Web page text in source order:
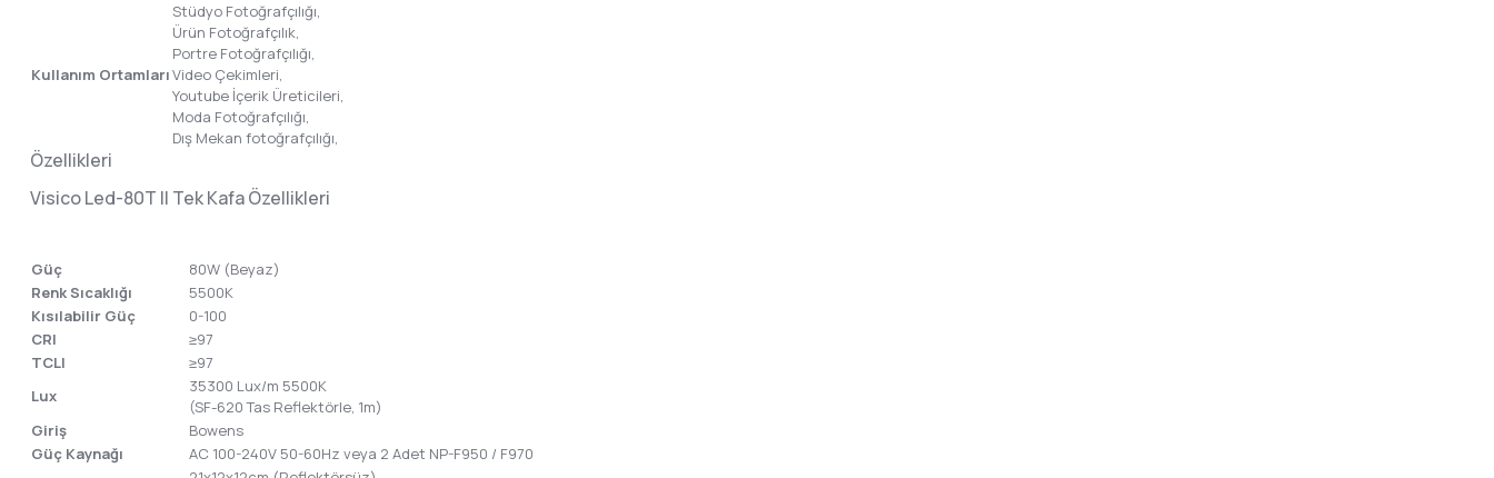
Kullanım Ortamları
Stüdyo Fotoğrafçılığı,
Ürün Fotoğrafçılık,
Portre Fotoğrafçılığı,
Video Çekimleri,
Youtube İçerik Üreticileri,
Moda Fotoğrafçılığı,
Dış Mekan fotoğrafçılığı,
Özellikleri
Visico Led-80T II Tek Kafa Özellikleri
Güç
80W (Beyaz)
Renk Sıcaklığı
5500K
Kısılabilir Güç
0-100
CRI
≥97
TCLI
≥97
Lux
35300 Lux/m 5500K
(SF-620 Tas Reflektörle, 1m)
Giriş
Bowens
Güç Kaynağı
AC 100-240V 50-60Hz veya 2 Adet NP-F950 / F970